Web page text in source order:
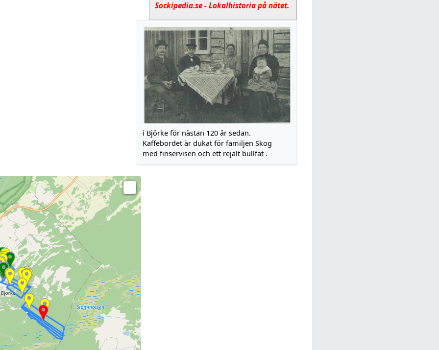
Sockipedia.se - Lokalhistoria på nätet.
i Björke för nästan 120 år sedan.
Kaffebordet är dukat för familjen Skog
med finservisen och ett rejält bullfat .